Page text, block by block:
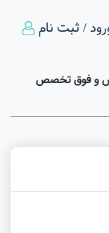
/ ثبت نام
و فوق تخصص